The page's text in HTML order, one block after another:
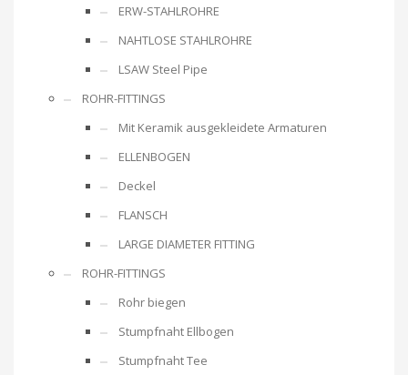
ERW-STAHLROHRE
NAHTLOSE STAHLROHRE
LSAW Steel Pipe
ROHR-FITTINGS
Mit Keramik ausgekleidete Armaturen
ELLENBOGEN
Deckel
FLANSCH
LARGE DIAMETER FITTING
ROHR-FITTINGS
Rohr biegen
Stumpfnaht Ellbogen
Stumpfnaht Tee